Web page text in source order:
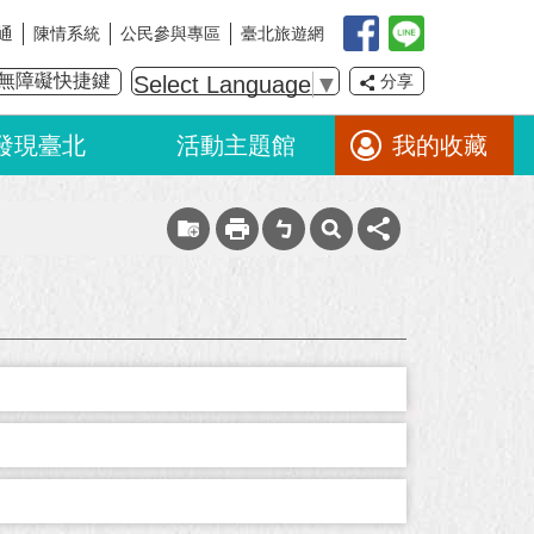
陳情系統 公民參與專區 臺北旅遊網
障礙快捷鍵 Select Language ▼ 分享
現臺北 活動主題館 我的收藏